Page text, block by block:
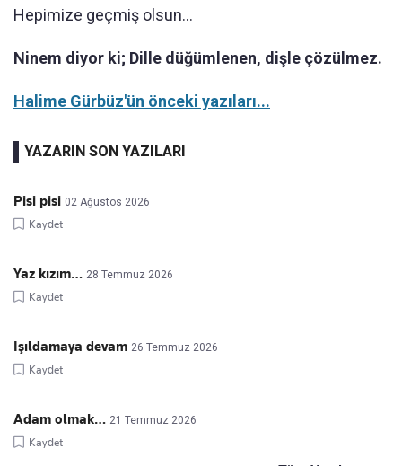
Hepimize geçmiş olsun...
Ninem diyor ki; Dille düğümlenen, dişle çözülmez.
Halime Gürbüz'ün önceki yazıları...
YAZARIN SON YAZILARI
Pisi pisi 02 Ağustos 2026
Kaydet
Yaz kızım… 28 Temmuz 2026
Kaydet
Işıldamaya devam 26 Temmuz 2026
Kaydet
Adam olmak… 21 Temmuz 2026
Kaydet